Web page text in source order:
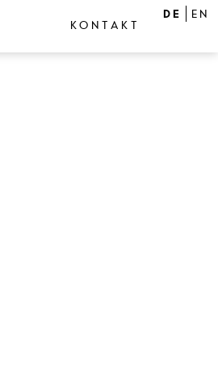
KONTAKT
DE EN